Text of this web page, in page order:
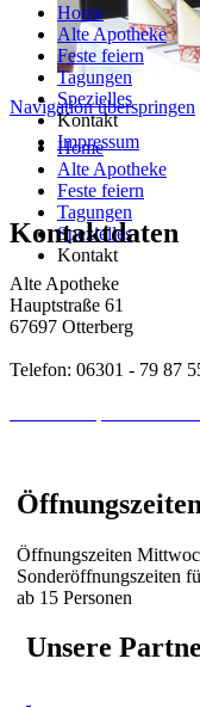
Navigation überspringen
Home
Alte Apotheke
Feste feiern
Tagungen
Spezielles
Kontakt
Home
Alte Apotheke
Feste feiern
Tagungen
Spezielles
Kontakt
Impressum
Kontaktdaten
Alte Apotheke
Hauptstraße 61
67697 Otterberg
Telefon: 06301 - 79 87
Öffnungszeiten
Öffnungszeiten
Sonderöffnungszeiten
ab 15 Personen
Unsere